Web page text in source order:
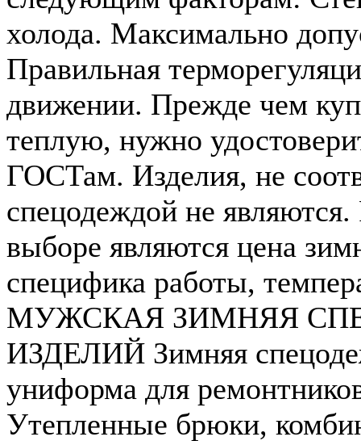
холода. Максимально
Правильная
движении. Прежде чем
теплую, нужно
ГОСТам. Изделия, не
спецодеждой не
выборе являются цена
специфика работы,
МУЖСКАЯ ЗИМНЯЯ
ИЗДЕЛИЙ Зимняя
униформа для
Утепленные брюки,